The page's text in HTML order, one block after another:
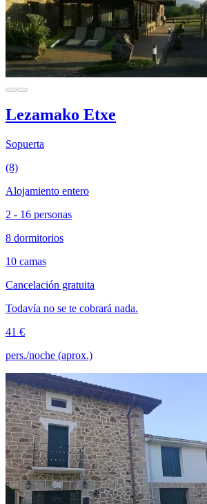
Lezamako Etxe
Sopuerta
(8)
Alojamiento entero
2 - 16 personas
8 dormitorios
10 camas
Cancelación gratuita
Todavía no se te cobrará nada.
41 €
pers./noche (aprox.)